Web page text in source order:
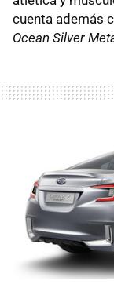
cuenta además
Ocean Silver